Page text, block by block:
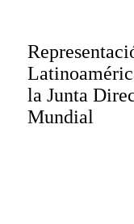
la Junta
Mundial